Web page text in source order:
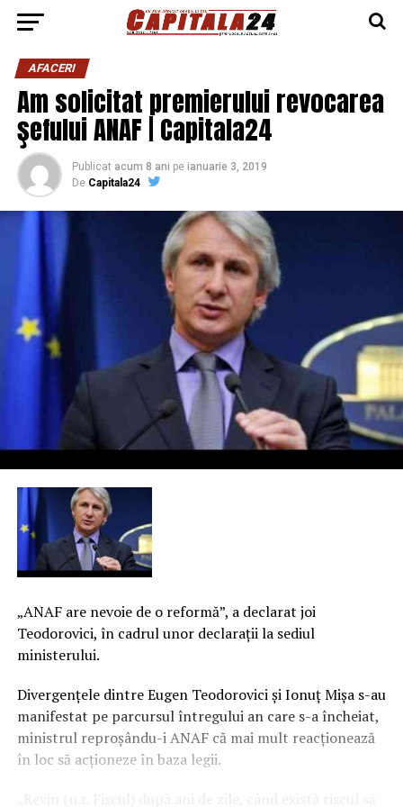
AFACERI
Am solicitat premierului revocarea
şefului ANAF | Capitala24
Publicat acum 8 ani pe ianuarie 3, 2019
De Capitala24
„ANAF are nevoie de o reformă”, a declarat joi
Teodorovici, în cadrul unor declaraţii la sediul
ministerului.
Divergenţele dintre Eugen Teodorovici şi Ionuţ Mişa s-au
manifestat pe parcursul întregului an care s-a încheiat,
ministrul reproşându-i ANAF că mai mult reacţionează
în loc să acţioneze în baza legii.